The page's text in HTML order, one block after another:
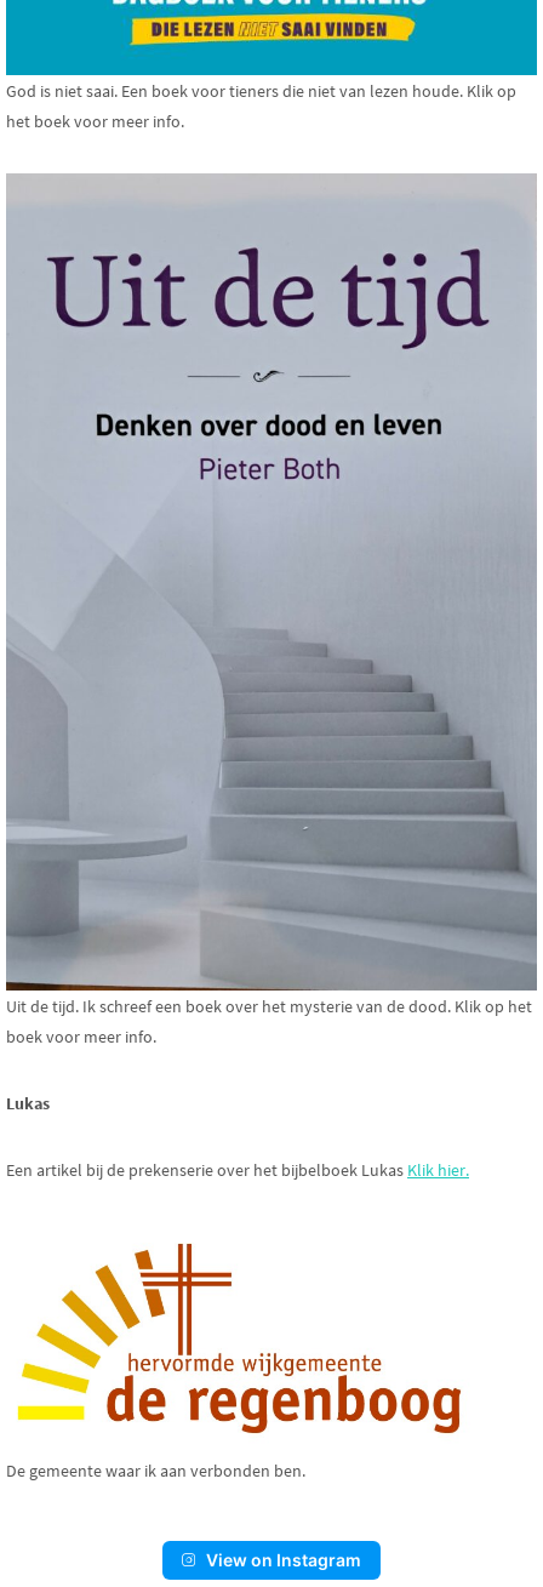
God is niet saai. Een boek voor tieners die niet van lezen houde. Klik op
het boek voor meer info.
Uit de tijd. Ik schreef een boek over het mysterie van de dood. Klik op het
boek voor meer info.
Lukas
Een artikel bij de prekenserie over het bijbelboek Lukas Klik hier.
De gemeente waar ik aan verbonden ben.
View on Instagram